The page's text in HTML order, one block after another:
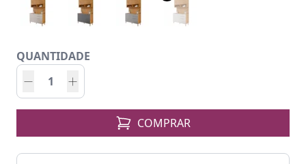
QUANTIDADE
COMPRAR